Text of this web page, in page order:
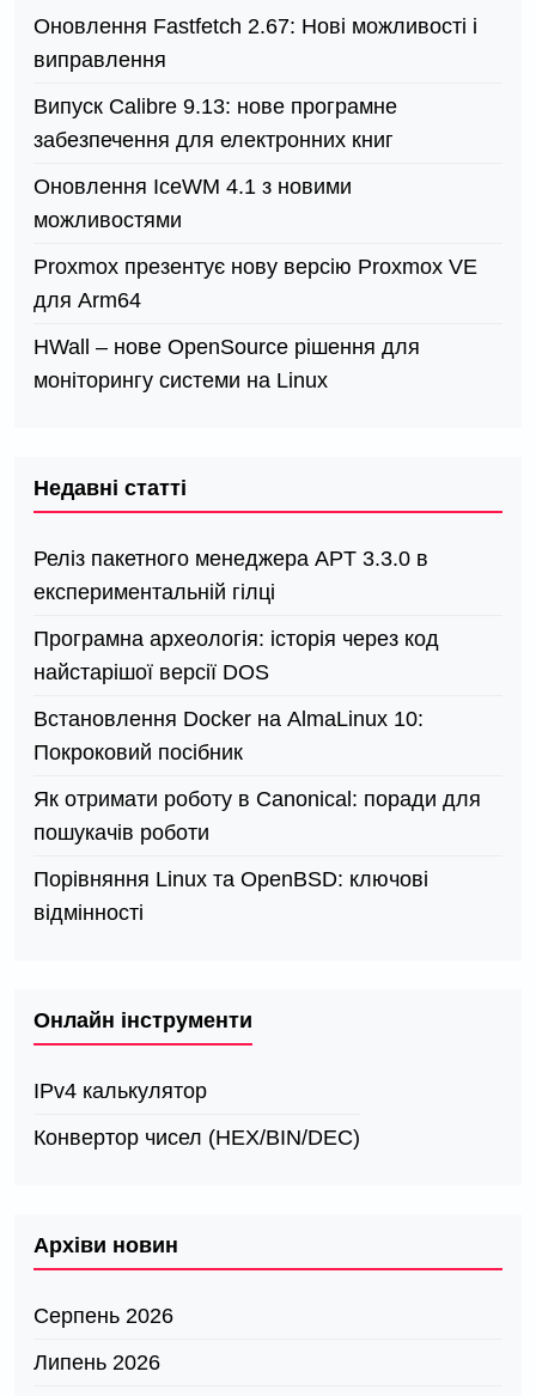
Оновлення Fastfetch 2.67: Нові можливості і
виправлення
Випуск Calibre 9.13: нове програмне
забезпечення для електронних книг
Оновлення IceWM 4.1 з новими
можливостями
Proxmox презентує нову версію Proxmox VE
для Arm64
HWall – нове OpenSource рішення для
моніторингу системи на Linux
Недавні статті
Реліз пакетного менеджера APT 3.3.0 в
експериментальній гілці
Програмна археологія: історія через код
найстарішої версії DOS
Встановлення Docker на AlmaLinux 10:
Покроковий посібник
Як отримати роботу в Canonical: поради для
пошукачів роботи
Порівняння Linux та OpenBSD: ключові
відмінності
Онлайн інструменти
IPv4 калькулятор
Конвертор чисел (HEX/BIN/DEC)
Архіви новин
Серпень 2026
Липень 2026